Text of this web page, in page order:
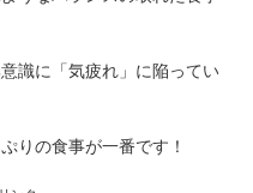
識に「気疲れ」に陥ってい
りの食事が一番です！